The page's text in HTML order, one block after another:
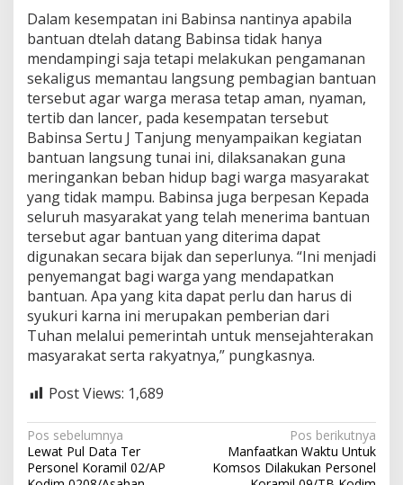
B
P
M
K
o
d
i
m
0
2
0
8
A
a
h
a
n
Dalam kesempatan ini Babinsa nantinya apabila
bantuan dtelah datang Babinsa tidak hanya
mendampingi saja tetapi melakukan pengamanan
sekaligus memantau langsung pembagian bantuan
tersebut agar warga merasa tetap aman, nyaman,
tertib dan lancer, pada kesempatan tersebut
Babinsa Sertu J Tanjung menyampaikan kegiatan
bantuan langsung tunai ini, dilaksanakan guna
meringankan beban hidup bagi warga masyarakat
yang tidak mampu. Babinsa juga berpesan Kepada
seluruh masyarakat yang telah menerima bantuan
tersebut agar bantuan yang diterima dapat
digunakan secara bijak dan seperlunya. “Ini menjadi
penyemangat bagi warga yang mendapatkan
bantuan. Apa yang kita dapat perlu dan harus di
syukuri karna ini merupakan pemberian dari
Tuhan melalui pemerintah untuk mensejahterakan
masyarakat serta rakyatnya,” pungkasnya.
Post Views: 1,689
N
a
Pos sebelumnya
Lewat Pul Data Ter
Personel Koramil 02/AP
Pos berikutnya
Manfaatkan Waktu Untuk
Komsos Dilakukan Personel